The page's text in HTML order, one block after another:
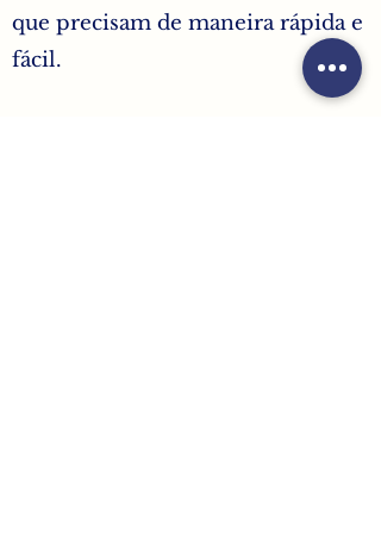
que precisam de maneira rápida e
fácil.